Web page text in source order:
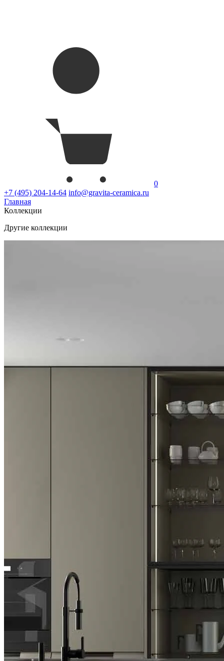
0
+7 (495) 204-14-64 info@gravita-ceramica.ru
Главная
Коллекции
Другие коллекции